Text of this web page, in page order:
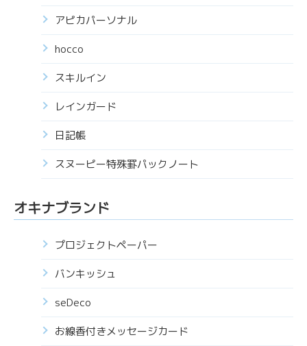
アピカパーソナル
hocco
スキルイン
レインガード
日記帳
スヌーピー特殊罫パックノート
オキナブランド
プロジェクトペーパー
バンキッシュ
seDeco
お線香付きメッセージカード